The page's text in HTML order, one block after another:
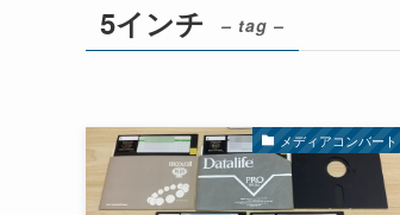
5インチ – tag –
メディアコンバート